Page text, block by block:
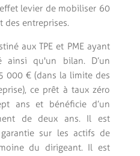
levier de mobiliser 60
des entreprises.
aux TPE et PME ayant
qu'un bilan. D’un
000 € (dans la limite des
ce prêt à taux zéro
ans et bénéficie d’un
de deux ans. Il est
sur les actifs de
du dirigeant. Il est